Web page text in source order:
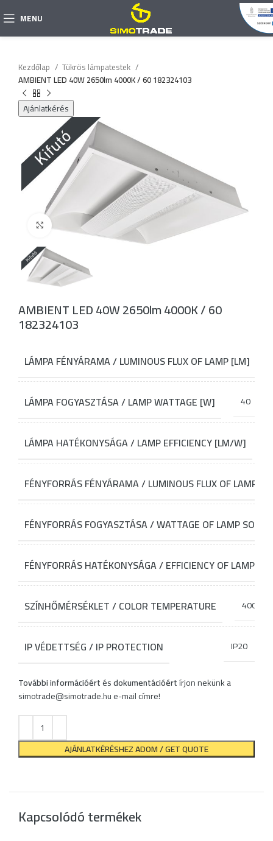
MENU
Kezdőlap
Tükrös lámpatestek
AMBIENT LED 40W 2650lm 4000K / 60 182324103
Ajánlatkérés
Click to enlarge
AMBIENT LED 40W 2650lm 4000K / 60
182324103
LÁMPA FÉNYÁRAMA / LUMINOUS FLUX OF LAMP [LM]
LÁMPA FOGYASZTÁSA / LAMP WATTAGE [W] 40
LÁMPA HATÉKONYSÁGA / LAMP EFFICIENCY [LM/W]
FÉNYFORRÁS FÉNYÁRAMA / LUMINOUS FLUX OF LAMP
FÉNYFORRÁS FOGYASZTÁSA / WATTAGE OF LAMP
FÉNYFORRÁS HATÉKONYSÁGA / EFFICIENCY OF LAMP
SZÍNHŐMÉRSÉKLET / COLOR TEMPERATURE 4000K
IP VÉDETTSÉG / IP PROTECTION IP20
További információértésdokumentációértírjon nekünk a
simotrade@simotrade.hue-mail címre!
AJÁNLATKÉRÉSHEZ ADOM / GET QUOTE
Kapcsolódó termékek